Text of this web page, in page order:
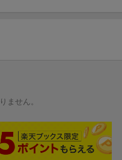
割を与える
評価・監査 ほか
の注意
の要因
ません。